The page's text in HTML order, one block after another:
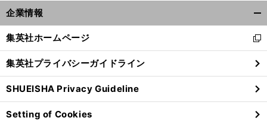
企業情報
閉
る
集英社ホームページ
新
し
い
ウ
ィ
ン
ド
集英社プライバシーガイドライン
SHUEISHA Privacy Guideline
Setting of Cookies